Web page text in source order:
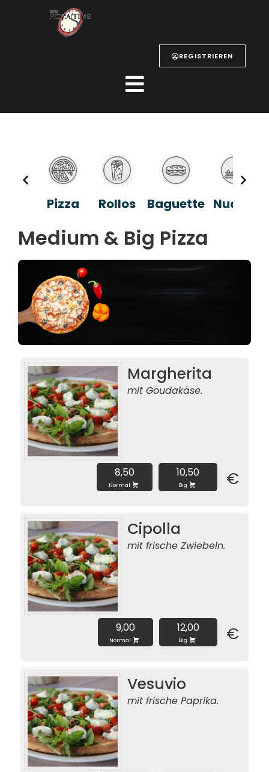
REGISTRIEREN
Pizza Rollos Baguette Nudeln
Medium & Big Pizza
Margherita
8,50
Normal
10,50
Big €
mit Goudakäse.
Cipolla
9,00
Normal
12,00
Big €
mit frische Zwiebeln.
Vesuvio
mit frische Paprika.